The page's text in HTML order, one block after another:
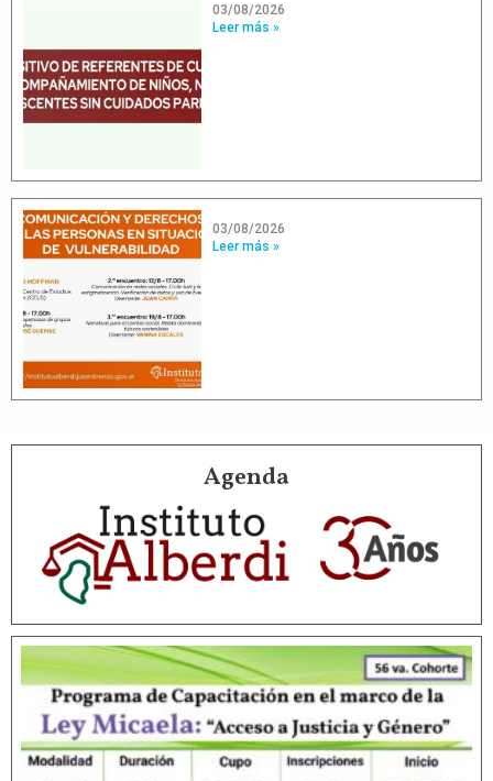
03/08/2026
Leer más »
03/08/2026
Leer más »
Agenda